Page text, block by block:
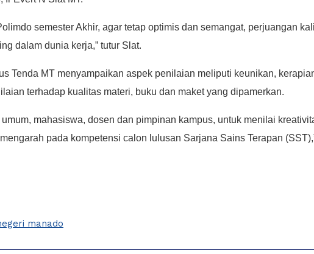
semester Akhir, agar tetap optimis dan semangat, perjuangan
dalam dunia kerja,” tutur Slat.
Tenda MT menyampaikan aspek penilaian meliputi keunikan,
terhadap kualitas materi, buku dan maket yang dipamerkan.
mahasiswa, dosen dan pimpinan kampus, untuk menilai
pada kompetensi calon lulusan Sarjana Sains Terapan
manado